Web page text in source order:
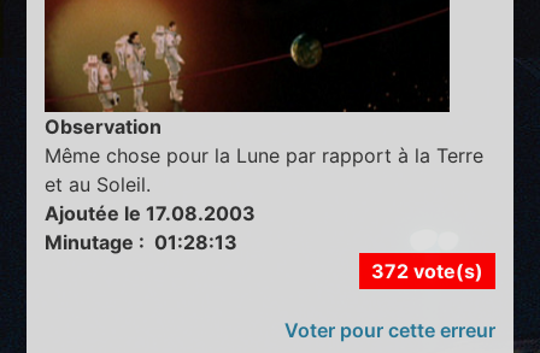
Observation
Même chose pour la Lune par rapport à la Terre
et au Soleil.
Ajoutée le 17.08.2003
Minutage : 01:28:13
372 vote(s)
Voter pour cette erreur